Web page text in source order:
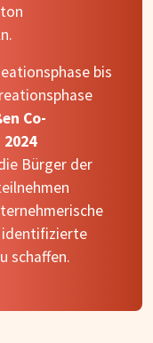
bis
Co-
Bürger der
identifizierte
schaffen.